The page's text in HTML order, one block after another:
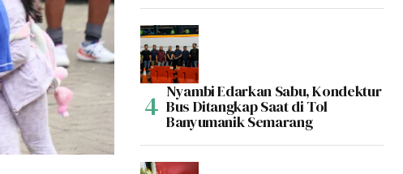
Nyambi Edarkan Sabu, Kondektur
Bus Ditangkap Saat di Tol
Banyumanik Semarang